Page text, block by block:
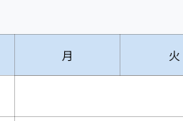
月 火